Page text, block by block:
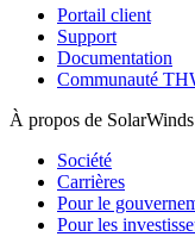
Portail client
Support
Documentation
Communauté
À propos de SolarWinds
Société
Carrières
Pour le
Pour les